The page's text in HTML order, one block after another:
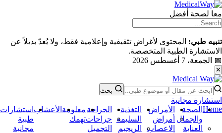
معا لصحة أفضل
تنبيه طبي: المحتوى لأغراض تثقيفية وإعلامية فقط، ولا يُعدّ بديلاً عن
الاستشارة الطبية المتخصصة.
📅 الجمعة، 7 أغسطس 2026
✕
بحث
استشارة مجانية
Home الصحة
والجمال
العناية
الأمراض
أمراض
الاعصاب
التغذية
السليمة
الريجيم
الجراحة
جراحات
التجميل
معلومة
تهمك
الأعشاب استشارات
طبية
مجانية